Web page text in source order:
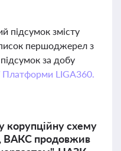
підсумок змісту
першоджерел з
за добу
Платформи LIGA360.
схему
ВАКС продовжив